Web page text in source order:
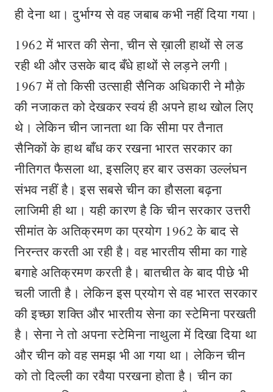
ही देना था। दुर्भाग्य से वह जबाब कभी नहीं दिया गया।
1962 में भारत की सेना, चीन से ख़ाली हाथों से लड
रही थी और उसके बाद बँधे हाथों से लड़ने लगी।
1967 में तो किसी उत्साही सैनिक अधिकारी ने मौक़े
की नजाकत को देखकर स्वयं ही अपने हाथ खोल लिए
थे। लेकिन चीन जानता था कि सीमा पर तैनात
सैनिकों के हाथ बाँध कर रखना भारत सरकार का
नीतिगत फैसला था, इसलिए हर बार उसका उल्लंघन
संभव नहीं है। इस सबसे चीन का हौसला बढ़ना
लाजिमी ही था। यही कारण है कि चीन सरकार उत्तरी
सीमांत के अतिक्रमण का प्रयोग 1962 के बाद से
निरन्तर करती आ रही है। वह भारतीय सीमा का गाहे
बगाहे अतिक्रमण करती है। बातचीत के बाद पीछे भी
चली जाती है। लेकिन इस प्रयोग से वह भारत सरकार
की इच्छा शक्ति और भारतीय सेना का स्टेमिना परखती
है। सेना ने तो अपना स्टेमिना नाथुला में दिखा दिया था
और चीन को वह समझ भी आ गया था। लेकिन चीन
को तो दिल्ली का रवैया परखना होता है। चीन का